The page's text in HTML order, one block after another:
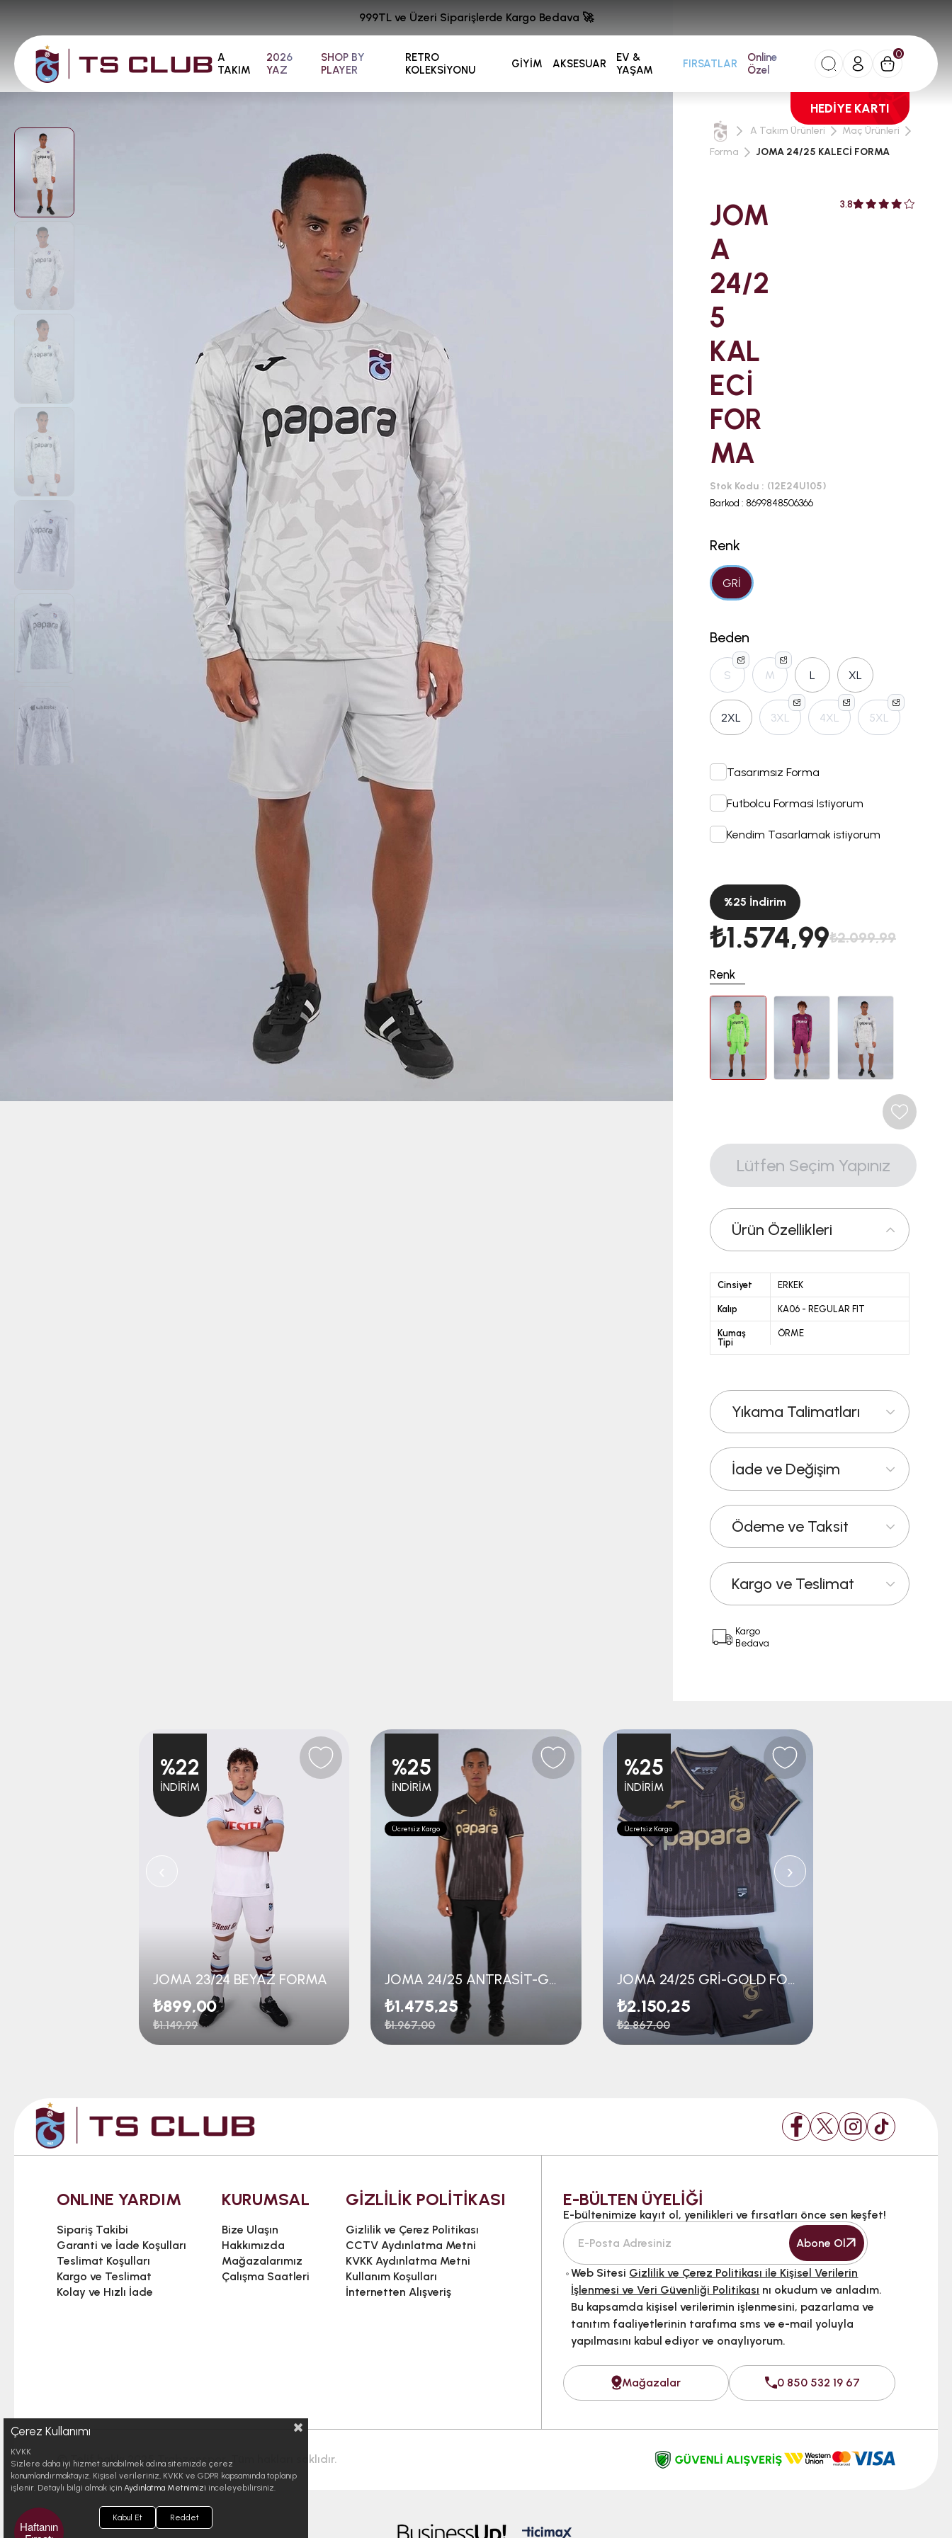
A
TAKIM
2026
YAZ
SHOP BY
PLAYER
RETRO
KOLEKSİYONU
GİYİM AKSESUAR
EV &
YAŞAM
FIRSATLAR
Online
Özel
0
HEDİYE KARTI
999TL ve Üzeri Siparişlerde Kargo Bedava 🚀
A Takım Ürünleri
Maç Ürünleri
Forma
JOMA 24/25 KALECİ FORMA
JOM
A
24/2
5
KAL
ECİ
FOR
MA
3.8
Stok Kodu
(12E24U105)
Barkod : 8699848506366
Renk
GRİ
Beden
S M L XL
2XL 3XL 4XL 5XL
Tasarımsız Forma
Futbolcu Formasi Istiyorum
Kendim Tasarlamak istiyorum
%25 İndirim
₺2.099,99
₺1.574,99
Renk
Ürün Özellikleri
Cinsiyet ERKEK
Kalıp KA06 - REGULAR FIT
Kumaş
Tipi
ÖRME
Yıkama Talimatları
İade ve Değişim
Ödeme ve Taksit
Kargo ve Teslimat
Kargo
Bedava
JOMA 23/24 BEYAZ FORMA
₺899,00
₺1.149,99
%22
İNDIRIM
JOMA 24/25 ANTRASİT-GOLD FORMA
₺1.475,25
₺1.967,00
%25
İNDIRIM
Ücretsiz Kargo
JOMA 24/25 GRİ-GOLD FORMA BEBE SET
₺2.150,25
₺2.867,00
%25
İNDIRIM
Ücretsiz Kargo
›
ONLINE YARDIM
Sipariş Takibi
Garanti ve İade Koşulları
Teslimat Koşulları
Kargo ve Teslimat
Kolay ve Hızlı İade
KURUMSAL
Bize Ulaşın
Hakkımızda
Mağazalarımız
Çalışma Saatleri
GİZLİLİK POLİTİKASI
Gizlilik ve Çerez Politikası
CCTV Aydınlatma Metni
KVKK Aydınlatma Metni
Kullanım Koşulları
İnternetten Alışveriş
E-BÜLTEN ÜYELİĞİ
E-bültenimize kayıt ol, yenilikleri ve fırsatları önce sen keşfet!
Abone Ol
Web Sitesi Gizlilik ve Çerez Politikası ile Kişisel Verilerin
İşlenmesi ve Veri Güvenliği Politikası nı okudum ve anladım.
Bu kapsamda kişisel verilerimin işlenmesini, pazarlama ve
tanıtım faaliyetlerinin tarafıma sms ve e-mail yoluyla
yapılmasını kabul ediyor ve onaylıyorum.
Mağazalar 0 850 532 19 67
© Telif hakkı 2025 Trabzonspor. Tüm hakları saklıdır.
Çerez Kullanımı
KVKK
Sizlere daha iyi hizmet sunabilmek adına sitemizde çerez
konumlandırmaktayız. Kişisel verileriniz, KVKK ve GDPR kapsamında toplanıp
işlenir. Detaylı bilgi almak için Aydınlatma Metnimizi inceleyebilirsiniz.
Kabul Et Reddet
Haftanın